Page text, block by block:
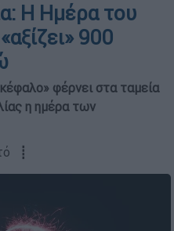
Η Ημέρα του
900
φέρνει στα ταμεία
η ημέρα των
┋